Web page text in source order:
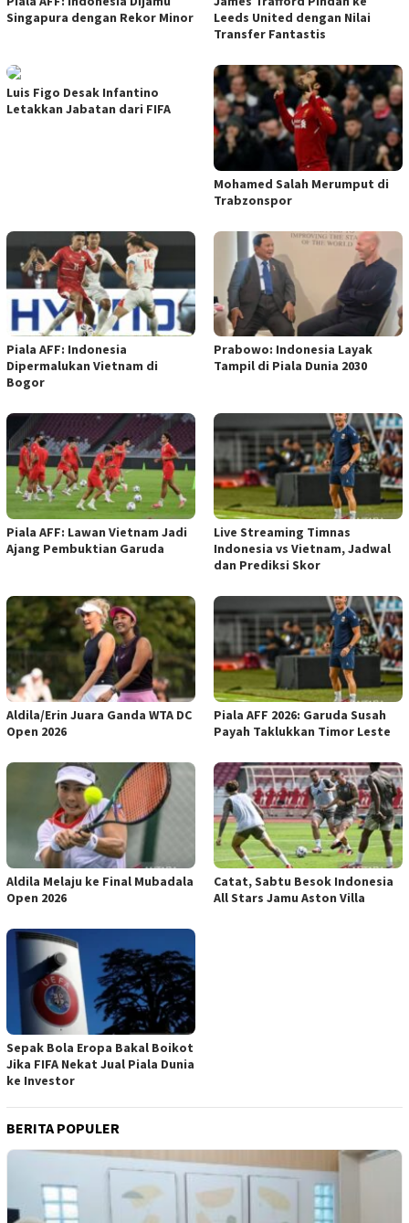
Singapura dengan Rekor Minor
Leeds United dengan Nilai
Transfer Fantastis
Luis Figo Desak Infantino
Letakkan Jabatan dari FIFA
Mohamed Salah Merumput di
Trabzonspor
Piala AFF: Indonesia
Dipermalukan Vietnam di
Bogor
Prabowo: Indonesia Layak
Tampil di Piala Dunia 2030
Piala AFF: Lawan Vietnam Jadi
Ajang Pembuktian Garuda
Live Streaming Timnas
Indonesia vs Vietnam, Jadwal
dan Prediksi Skor
Aldila/Erin Juara Ganda WTA DC
Open 2026
Piala AFF 2026: Garuda Susah
Payah Taklukkan Timor Leste
Aldila Melaju ke Final Mubadala
Open 2026
Catat, Sabtu Besok Indonesia
All Stars Jamu Aston Villa
Sepak Bola Eropa Bakal Boikot
Jika FIFA Nekat Jual Piala Dunia
ke Investor
BERITA POPULER